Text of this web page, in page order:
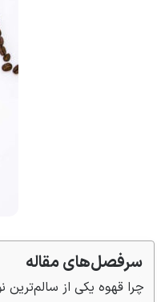
سرفصل‌های مقاله
چرا قهوه یکی از سالم‌ترین نوشیدنی‌ها است؟